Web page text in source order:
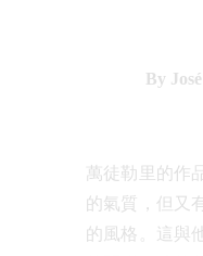
萬徒勒里的作
的氣質，但又
的風格。這與
By